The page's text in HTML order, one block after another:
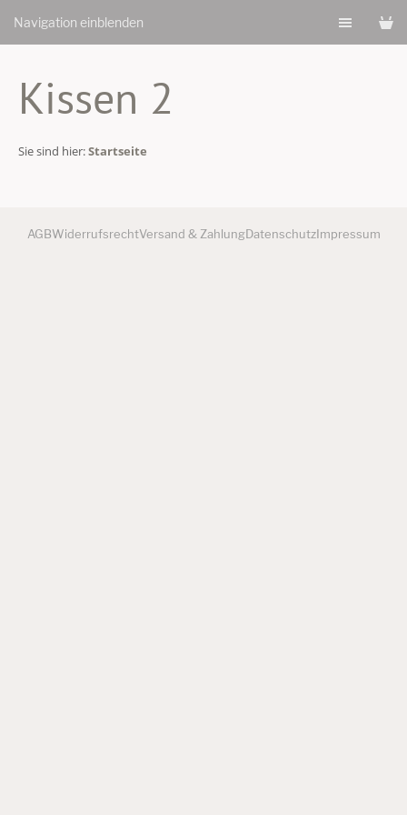
Navigation einblenden
Kissen 2
Sie sind hier:Startseite
AGBWiderrufsrechtVersand & ZahlungDatenschutzImpressum